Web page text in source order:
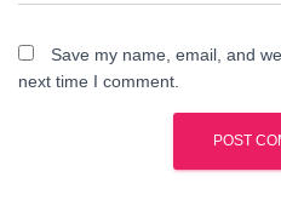
Save my name, email, and
next time I comment.